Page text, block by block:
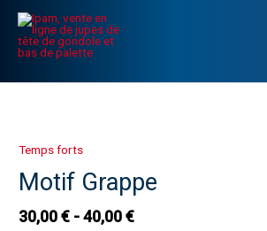
contenu
Temps forts
Motif Grappe
30,00€ 40,00€
Motif